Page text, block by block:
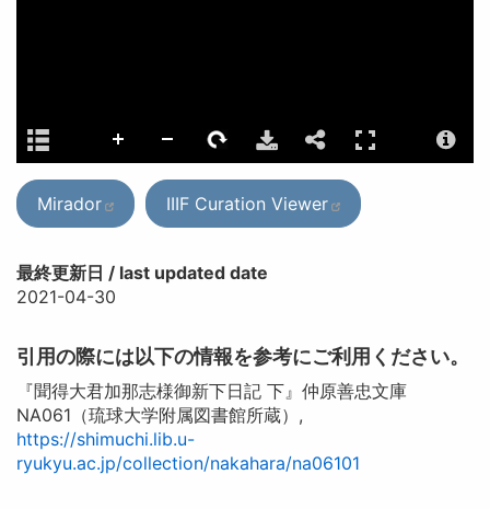
Mirador IIIF Curation Viewer
最終更新日 / last updated date
2021-04-30
引用の際には以下の情報を参考にご利用ください。
『聞得大君加那志様御新下日記 下』仲原善忠文庫
NA061（琉球大学附属図書館所蔵）,
https://shimuchi.lib.u-
ryukyu.ac.jp/collection/nakahara/na06101